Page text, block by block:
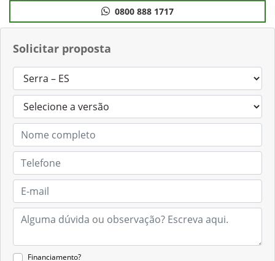
Solicitar proposta
Financiamento?
0800 888 1717